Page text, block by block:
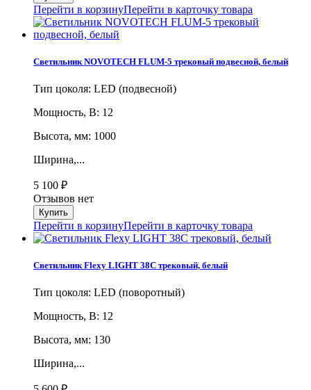
Перейти в корзинуПерейти в карточку товара
Светильник NOVOTECH FLUM-5 трековый подвесной, белый
Тип цоколя: LED (подвесной)
Мощность, В: 12
Высота, мм: 1000
Ширина,...
5 100 ₽
Отзывов нет
Перейти в корзинуПерейти в карточку товара
Светильник Flexy LIGHT 38C трековый, белый
Тип цоколя: LED (поворотный)
Мощность, В: 12
Высота, мм: 130
Ширина,...